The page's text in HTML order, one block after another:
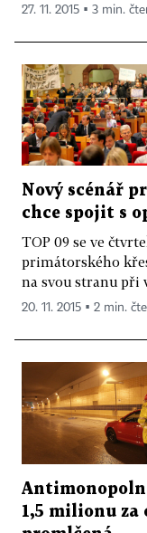
27. 11. 2015 ▪ 3 min.
Nový scénář
chce spojit s
TOP 09 se ve
primátorského
na svou stranu při
20. 11. 2015 ▪ 2 min.
1,5 milionu za